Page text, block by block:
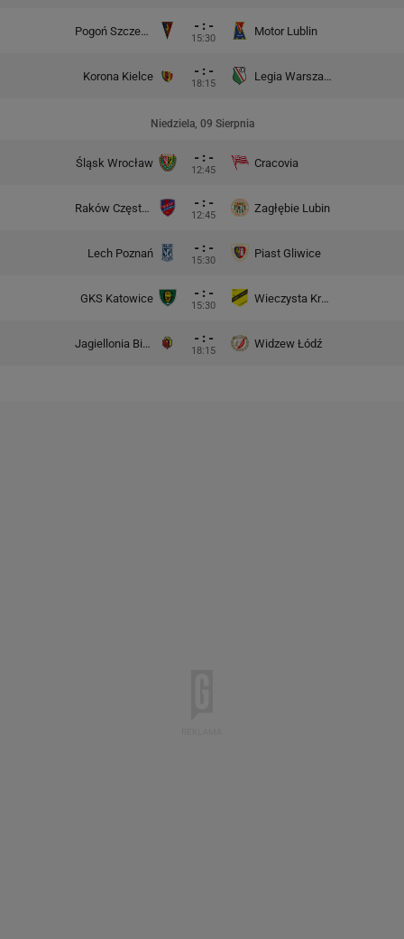
Pogoń Szczecin - : -
15:30
Motor Lublin
Korona Kielce - : -
18:15
Legia Warszawa
Niedziela, 09 Sierpnia
Śląsk Wrocław - : -
12:45
Cracovia
Raków Częstochowa - : -
12:45
Zagłębie Lubin
Lech Poznań - : -
15:30
Piast Gliwice
GKS Katowice - : -
15:30
Wieczysta Kraków
Jagiellonia Białystok - : -
18:15
Widzew Łódź